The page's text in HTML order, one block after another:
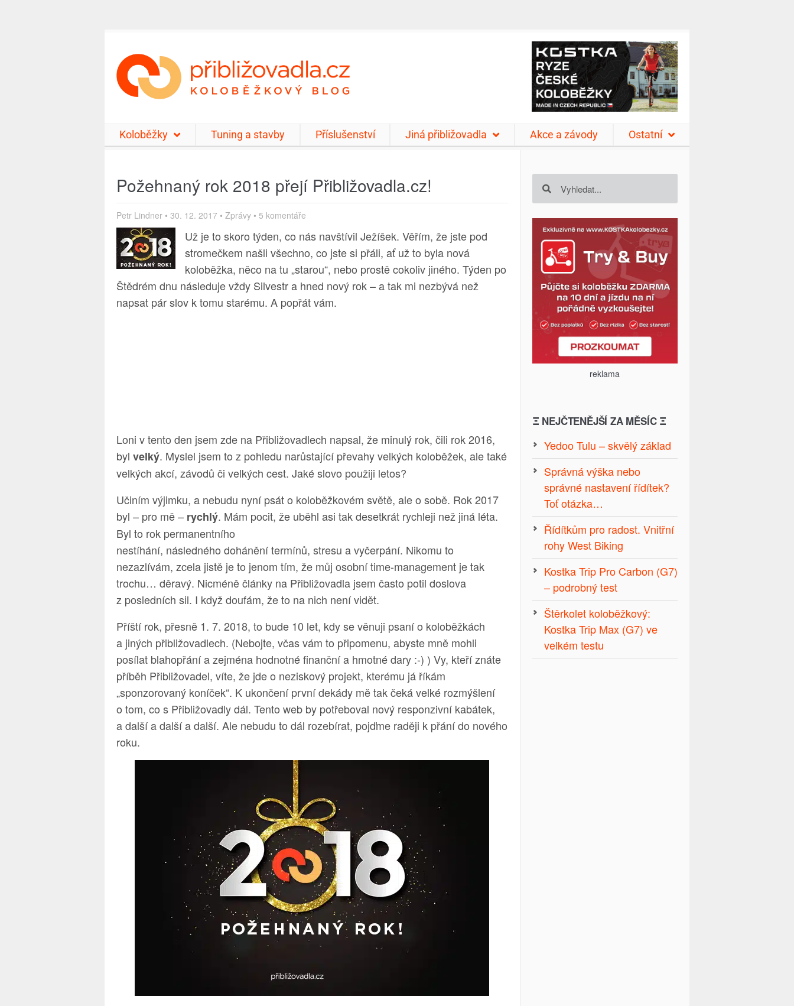
Koloběžky Tuning a stavby Příslušenství Jiná přibližovadla Akce a závody Ostatní
Požehnaný rok 2018 přejí Přibližovadla.cz!
Petr Lindner • 30. 12. 2017 • Zprávy • 5 komentáře
Už je to skoro týden, co nás navštívil Ježíšek. Věřím, že jste pod
stromečkem našli všechno, co jste si přáli, ať už to byla nová
koloběžka, něco na tu „starou“, nebo prostě cokoliv jiného. Týden po
Štědrém dnu následuje vždy Silvestr a hned nový rok – a tak mi nezbývá než
napsat pár slov k tomu starému. A popřát vám.
Loni v tento den jsem zde na Přibližovadlech napsal, že minulý rok, čili rok 2016,
byl velký. Myslel jsem to z pohledu narůstající převahy velkých koloběžek, ale také
velkých akcí, závodů či velkých cest. Jaké slovo použiji letos?
Učiním výjimku, a nebudu nyní psát o koloběžkovém světě, ale o sobě. Rok 2017
byl – pro mě – rychlý. Mám pocit, že uběhl asi tak desetkrát rychleji než jiná léta.
Byl to rok permanentního
nestíhání, následného dohánění termínů, stresu a vyčerpání. Nikomu to
nezazlívám, zcela jistě je to jenom tím, že můj osobní time-management je tak
trochu… děravý. Nicméně články na Přibližovadla jsem často potil doslova
z posledních sil. I když doufám, že to na nich není vidět.
Příští rok, přesně 1. 7. 2018, to bude 10 let, kdy se věnuji psaní o koloběžkách
a jiných přibližovadlech. (Nebojte, včas vám to připomenu, abyste mně mohli
posílat blahopřání a zejména hodnotné finanční a hmotné dary :-) ) Vy, kteří znáte
příběh Přibližovadel, víte, že jde o neziskový projekt, kterému já říkám
„sponzorovaný koníček“. K ukončení první dekády mě tak čeká velké rozmýšlení
o tom, co s Přibližovadly dál. Tento web by potřeboval nový responzivní kabátek,
a další a další a další. Ale nebudu to dál rozebírat, pojďme raději k přání do nového
roku.
reklama
Ξ NEJČTENĚJŠÍ ZA MĚSÍC Ξ
Yedoo Tulu – skvělý základ
Správná výška nebo
správné nastavení řídítek?
Toť otázka…
Řídítkům pro radost. Vnitřní
rohy West Biking
Kostka Trip Pro Carbon (G7)
– podrobný test
Štěrkolet koloběžkový:
Kostka Trip Max (G7) ve
velkém testu